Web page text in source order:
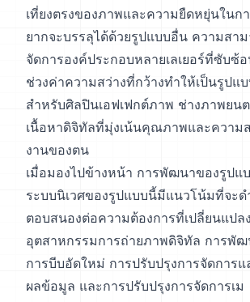
เที่ยงตรงของภาพและความยืดหยุ่นในก
ยากจะบรรลุได้ด้วยรูปแบบอื่น ความสา
จัดการองค์ประกอบหลายเลเยอร์ที่ซับซ้
ช่วงค่าความสว่างที่กว้างทำให้เป็นรูปแ
สำหรับศิลปินเอฟเฟกต์ภาพ ช่างภาพยน
เนื้อหาดิจิทัลที่มุ่งเน้นคุณภาพและความ
งานของตน
เมื่อมองไปข้างหน้า การพัฒนาของรูปแ
ระบบนิเวศของรูปแบบนี้มีแนวโน้มที่จะด
ตอบสนองต่อความต้องการที่เปลี่ยนแปล
อุตสาหกรรมการถ่ายภาพดิจิทัล การพั
การบีบอัดใหม่ การปรับปรุงการจัดการ
ผลข้อมูล และการปรับปรุงการจัดการเม